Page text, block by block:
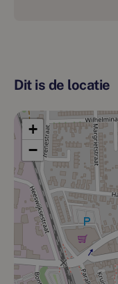
Dit is de locatie
+
−